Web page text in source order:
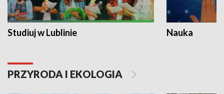
Studiuj w Lublinie Nauka
PRZYRODA I EKOLOGIA